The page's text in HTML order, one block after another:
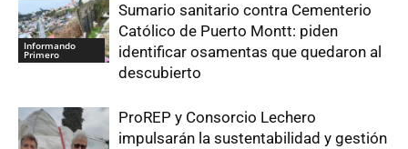
Informando
Primero
Sumario sanitario contra Cementerio
Católico de Puerto Montt: piden
identificar osamentas que quedaron al
descubierto
ProREP y Consorcio Lechero
impulsarán la sustentabilidad y gestión